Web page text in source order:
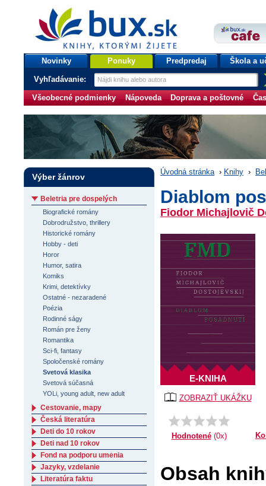
bux.sk
knihy, ktorými žijete
Úvodná stránka
Novinky Ponuky Predpredaj Škola a
Vyhľadávanie:
Všeobecné podmienky Nápoveda Doprava a poštovné
Úvodná stránka › Knihy ›
Diablom
Fiodor Michajlovič
ZOBRAZIŤ UKÁŽKU
E-KNIHA
Hodnotené(0x)
Obsah
Výber žánrov
Beletria pre dospelých
Biografické romány
Dobrodružstvo, thrillery
Historické romány
Hobby - deti
Horor
Humor, satira
Komiks
Krimi, detektívky
Ostatné - nezaradené
Poézia
Rodinné ságy
Román pre ženy
Romantika
Sci-fi, fantasy
Spoločenské romány
Svetová klasika
Svetová súčasná
YOLi, young adult, new adult
Cestovanie, mapy
Česká literatúra
Deti do 10 rokov
Deti nad 10 rokov
Fond na podporu umenia
Jazyky, vzdelanie
Literatúra faktu